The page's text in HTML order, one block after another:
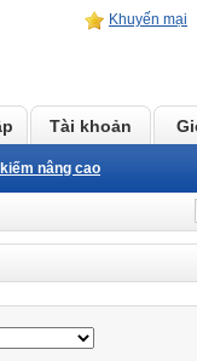
Khuyến mại
Tài khoản
nâng cao